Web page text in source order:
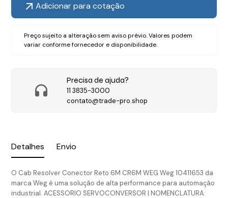
Detalhes Envio
O Cab Resolver Conector Reto 6M CR6M WEG Weg 10411653 da
marca Weg é uma solução de alta performance para automação
industrial. ACESSORIO SERVOCONVERSOR | NOMENCLATURA:
Adicionar para cotação
Preço sujeito a alteração sem aviso prévio. Valores podem
variar conforme fornecedor e disponibilidade.
Precisa de ajuda?
11 3835-3000
contato@trade-pro.shop